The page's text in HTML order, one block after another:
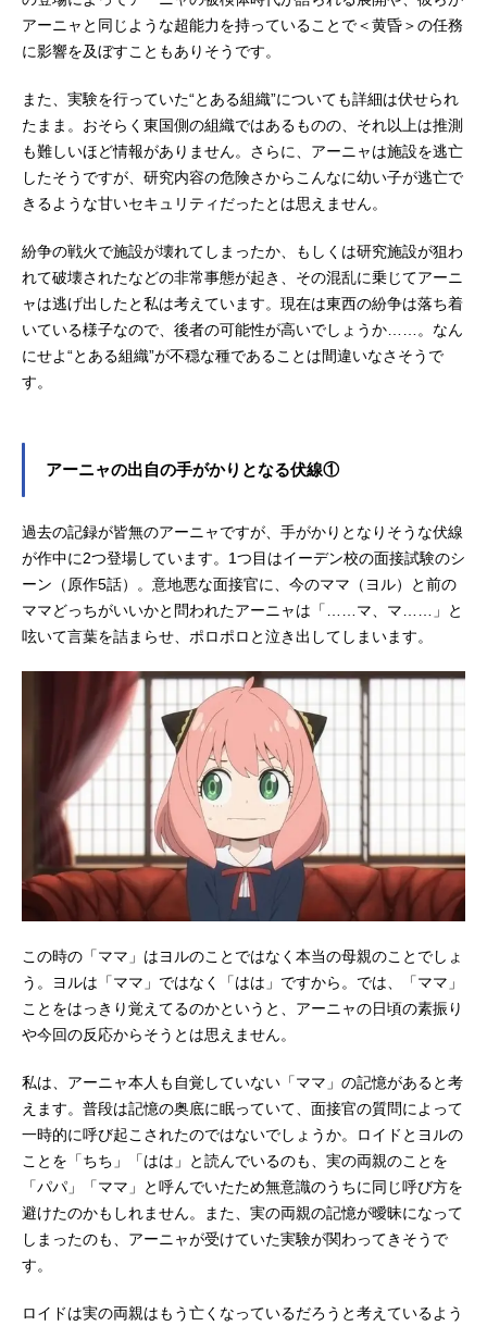
アーニャと同じような超能力を持っていることで＜黄昏＞の任務
に影響を及ぼすこともありそうです。
また、実験を行っていた“とある組織”についても詳細は伏せられ
たまま。おそらく東国側の組織ではあるものの、それ以上は推測
も難しいほど情報がありません。さらに、アーニャは施設を逃亡
したそうですが、研究内容の危険さからこんなに幼い子が逃亡で
きるような甘いセキュリティだったとは思えません。
紛争の戦火で施設が壊れてしまったか、もしくは研究施設が狙わ
れて破壊されたなどの非常事態が起き、その混乱に乗じてアーニ
ャは逃げ出したと私は考えています。現在は東西の紛争は落ち着
いている様子なので、後者の可能性が高いでしょうか……。なん
にせよ“とある組織”が不穏な種であることは間違いなさそうで
す。
アーニャの出自の手がかりとなる伏線①
過去の記録が皆無のアーニャですが、手がかりとなりそうな伏線
が作中に2つ登場しています。1つ目はイーデン校の面接試験のシ
ーン（原作5話）。意地悪な面接官に、今のママ（ヨル）と前の
ママどっちがいいかと問われたアーニャは「……マ、マ……」と
呟いて言葉を詰まらせ、ポロポロと泣き出してしまいます。
この時の「ママ」はヨルのことではなく本当の母親のことでしょ
う。ヨルは「ママ」ではなく「はは」ですから。では、「ママ」
ことをはっきり覚えてるのかというと、アーニャの日頃の素振り
や今回の反応からそうとは思えません。
私は、アーニャ本人も自覚していない「ママ」の記憶があると考
えます。普段は記憶の奥底に眠っていて、面接官の質問によって
一時的に呼び起こされたのではないでしょうか。ロイドとヨルの
ことを「ちち」「はは」と読んでいるのも、実の両親のことを
「パパ」「ママ」と呼んでいたため無意識のうちに同じ呼び方を
避けたのかもしれません。また、実の両親の記憶が曖昧になって
しまったのも、アーニャが受けていた実験が関わってきそうで
す。
ロイドは実の両親はもう亡くなっているだろうと考えているよう